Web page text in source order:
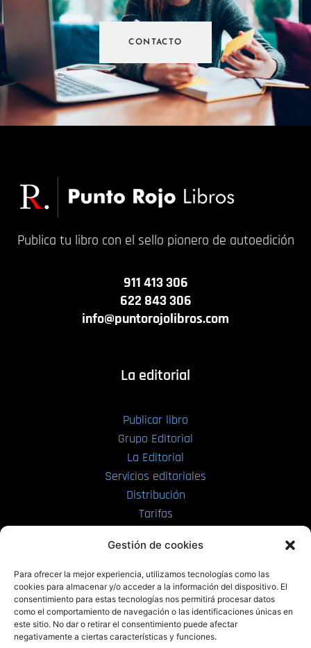
Gestión de cookies
Para ofrecer la mejor experiencia, utilizamos tecnologías como las
cookies para almacenar y/o acceder a la información del dispositivo. El
consentimiento para estas tecnologías nos permitirá procesar datos
como el comportamiento de navegación o las identificaciones únicas en
este sitio. No dar o retirar el consentimiento puede afectar
negativamente a ciertas características y funciones.
CONTACTO
Publica tu libro con el sello pionero de autoedición
911 413 306
622 843 306
info@puntorojolibros.com
La editorial
Publicar libro
Grupo Editorial
La Editorial
Servicios editoriales
Distribución
Tarifas
PRL | Films
PRL | Play
PRL | LAB